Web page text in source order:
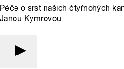
Péče o srst našich čtyřnohých
Janou Kymrovou